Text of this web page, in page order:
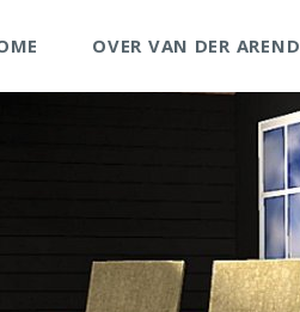
OVER VAN DER AREND